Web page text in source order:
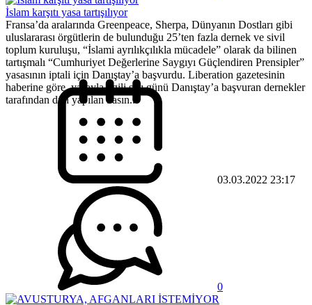
İslam karşıtı yasa tartışılıyor
Fransa’da aralarında Greenpeace, Sherpa, Dünyanın Dostları gibi
uluslararası örgütlerin de bulunduğu 25’ten fazla dernek ve sivil
toplum kuruluşu, “İslami ayrılıkçılıkla mücadele” olarak da bilinen
tartışmalı “Cumhuriyet Değerlerine Saygıyı Güçlendiren Prensipler”
yasasının iptali için Danıştay’a başvurdu. Liberation gazetesinin
haberine göre, yasayla ilgili salı günü Danıştay’a başvuran dernekler
tarafından dün yapılan basın...
03.03.2022 23:17
0